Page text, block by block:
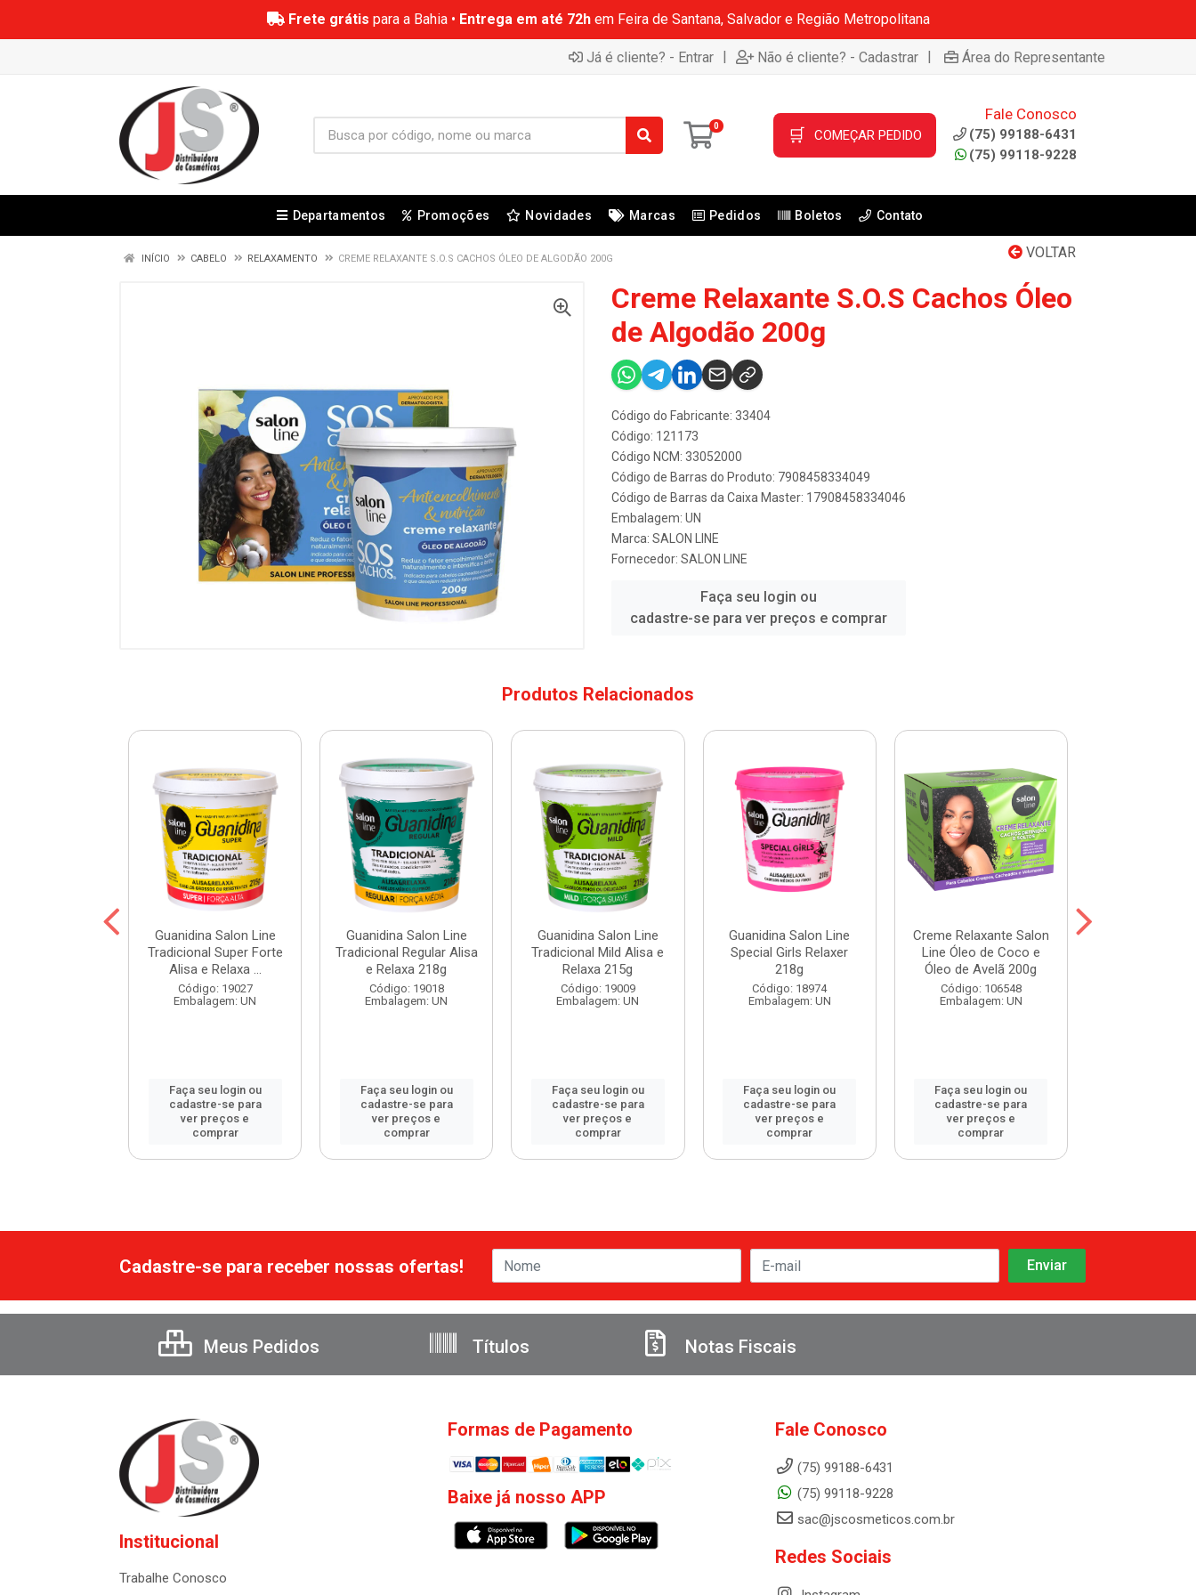
Frete grátis para a Bahia • Entrega em até 72hem Feira de Santana, Salvador e Região Metropolitana
Já é cliente? - Entrar | Não é cliente? - Cadastrar | Área do Representante
0 🛒 COMEÇAR PEDIDO
Fale Conosco
(75) 99188-6431
(75) 99118-9228
Departamentos Promoções Novidades Marcas Pedidos Boletos Contato
VOLTAR
INÍCIO CABELO RELAXAMENTO CREME RELAXANTE S.O.S CACHOS ÓLEO DE ALGODÃO 200G
Creme Relaxante S.O.S Cachos Óleo
de Algodão 200g
Código do Fabricante: 33404
Código: 121173
Código NCM: 33052000
Código de Barras do Produto: 7908458334049
Código de Barras da Caixa Master: 17908458334046
Embalagem: UN
Marca: SALON LINE
Fornecedor: SALON LINE
Faça seu login ou
cadastre-se para ver preços e comprar
Produtos Relacionados
Guanidina Salon Line
Tradicional Super Forte
Alisa e Relaxa ...
Código: 19027
Embalagem: UN
Faça seu login ou
cadastre-se para
ver preços e
comprar
Guanidina Salon Line
Tradicional Regular Alisa
e Relaxa 218g
Código: 19018
Embalagem: UN
Faça seu login ou
cadastre-se para
ver preços e
comprar
Guanidina Salon Line
Tradicional Mild Alisa e
Relaxa 215g
Código: 19009
Embalagem: UN
Faça seu login ou
cadastre-se para
ver preços e
comprar
Guanidina Salon Line
Special Girls Relaxer
218g
Código: 18974
Embalagem: UN
Faça seu login ou
cadastre-se para
ver preços e
comprar
Creme Relaxante Salon
Line Óleo de Coco e
Óleo de Avelã 200g
Código: 106548
Embalagem: UN
Faça seu login ou
cadastre-se para
ver preços e
comprar
Cadastre-se para receber nossas ofertas!
Meus Pedidos Títulos Notas Fiscais
Institucional
Trabalhe Conosco
Formas de Pagamento
Baixe já nosso APP
Fale Conosco
(75) 99188-6431
(75) 99118-9228
sac@jscosmeticos.com.br
Redes Sociais